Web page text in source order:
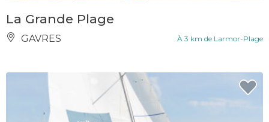
La Grande Plage
GAVRES À 3 km de Larmor-Plage